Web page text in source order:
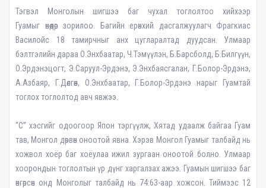
Тэгвэл Монголын шигшээ баг чухал тоглолтоо хийхээр
Гуамыг өнөөдөр зорилоо. Багийн ерөнхий дасгалжуулагч Фрагкиас
Василойс 18 тамирчныг анх цугларалтад дуудсан. Улмаар
бэлтгэлийн дараа О.Энхбаатар, Ч.Тэмүүлэн, Б.Барсболд, Б.Билгүүн,
О.Эрдэнэцогт, Э.Саруул-Эрдэнэ, Э.Энхбаясгалан, Г.Болор-Эрдэнэ,
А.Азбаяр, Г.Дөлгөөн, О.Энхбаатар, Г.Болор-Эрдэнэ нарыг Гуамтай
тоглох тоглолтод авч явжээ.
“С” хэсгийг одоогоор Япон тэргүүлж, Хятад удаалж байгаа Гуам
тав, Монгол дөрвөн оноотой явна. Хэрэв Монгол Гуамыг талбайд нь
хожвол хоёр баг хоёулаа ижил зургаан оноотой болно. Улмаар
хоорондын тоглолтын үр дүнг харгалзах ажээ. Гуамын шигшээ баг
өнгөрсөн онд Монголыг талбайд нь 74:63-аар хожсон. Тиймээс 12